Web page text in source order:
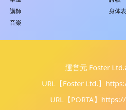
講師
身体
音楽
運営元 Foster
URL【Foster Ltd.】
URL【PORTA】